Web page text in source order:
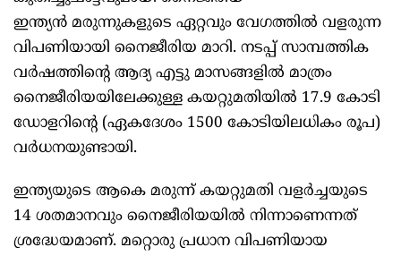
ഇന്ത്യന്‍ മരുന്നുകളുടെ ഏറ്റവും വേഗത്തില്‍ വളരുന്ന
വിപണിയായി നൈജീരിയ മാറി. നടപ്പ് സാമ്പത്തിക
വര്‍ഷത്തിന്റെ ആദ്യ എട്ടു മാസങ്ങളില്‍ മാത്രം
നൈജീരിയയിലേക്കുള്ള കയറ്റുമതിയില്‍ 17.9 കോടി
ഡോളറിന്റെ (ഏകദേശം 1500 കോടിയിലധികം രൂപ)
വര്‍ധനയുണ്ടായി.
ഇന്ത്യയുടെ ആകെ മരുന്ന് കയറ്റുമതി വളര്‍ച്ചയുടെ
14 ശതമാനവും നൈജീരിയയില്‍ നിന്നാണെന്നത്
ശ്രദ്ധേയമാണ്. മറ്റൊരു പ്രധാന വിപണിയായ